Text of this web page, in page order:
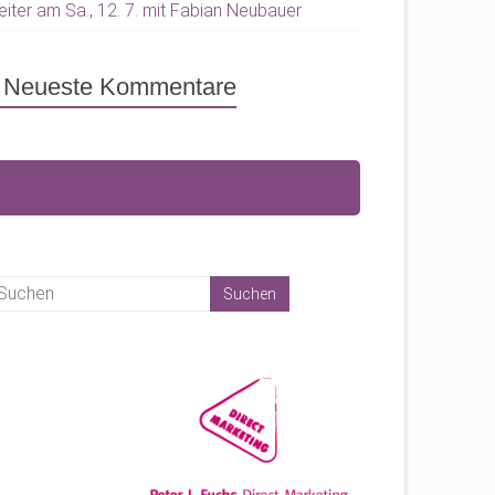
am Sa., 12. 7. mit Fabian Neubauer
Neueste Kommentare